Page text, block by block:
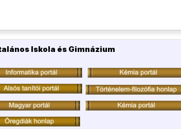
Iskola és Gimnázium